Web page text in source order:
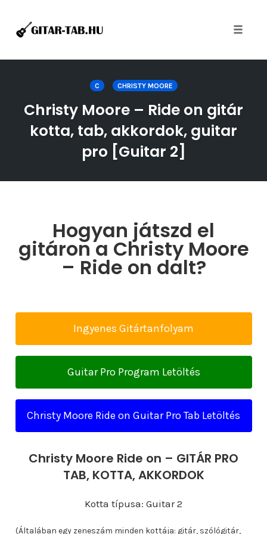
C CHRISTY MOORE
Christy Moore – Ride on gitár
kotta, tab, akkordok, guitar
pro [Guitar 2]
Hogyan játszd el
gitáron a Christy Moore
– Ride on dalt?
Ingyenes Gitártanfolyam
Guitar Pro Program Letöltés
Christy Moore Ride on Guitar Pro Tab Letöltés
Christy Moore Ride on – GITÁR PRO
TAB, KOTTA, AKKORDOK
Kotta típusa: Guitar 2
(Általában egy zeneszám minden kottája: gitár, szólógitár,